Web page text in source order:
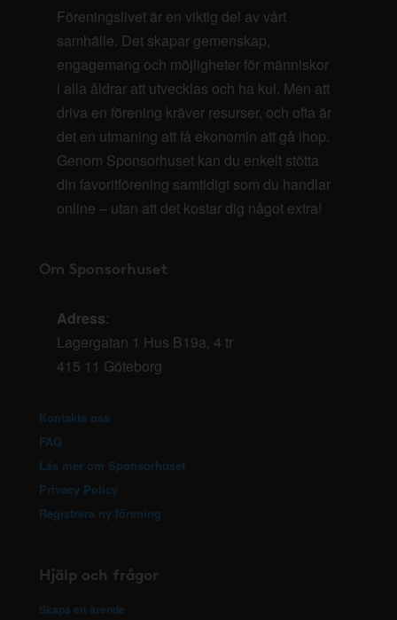
Föreningslivet är en viktig del av vårt
samhälle. Det skapar gemenskap,
engagemang och möjligheter för människor
i alla åldrar att utvecklas och ha kul. Men att
driva en förening kräver resurser, och ofta är
det en utmaning att få ekonomin att gå ihop.
Genom Sponsorhuset kan du enkelt stötta
din favoritförening samtidigt som du handlar
online – utan att det kostar dig något extra!
Om Sponsorhuset
Adress:
Lagergatan 1 Hus B19a, 4 tr
415 11 Göteborg
Kontakta oss
FAQ
Läs mer om Sponsorhuset
Privacy Policy
Registrera ny förening
Hjälp och frågor
Skapa ett ärende